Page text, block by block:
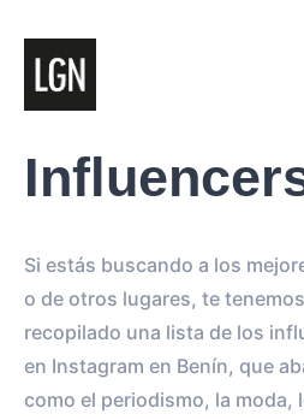
Si estás buscando a los
o de otros lugares, te
recopilado una lista de los
en Instagram en Benín, que
como el periodismo, la moda,